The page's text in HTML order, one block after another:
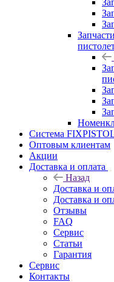
Система
Оптовым клиентам
Акции
Доставка и оплата
Назад
Доставка и
Доставка и
Отзывы
FAQ
Сервис
Статьи
Гарантия
Сервис
Контакты